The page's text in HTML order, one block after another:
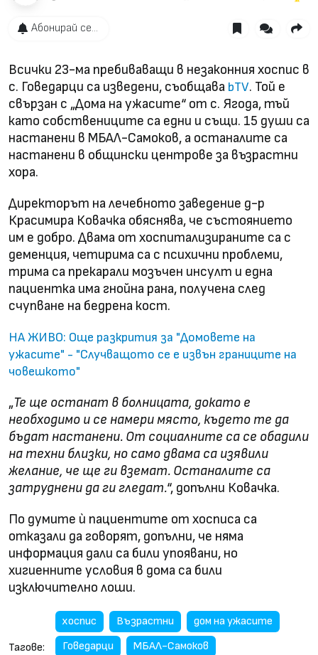
Абонирай се...
Всички 23-ма пребиваващи в незаконния хоспис в
с. Говедарци са изведени, съобщава bTV. Той е
свързан с „Дома на ужасите“ от с. Ягода, тъй
като собствениците са едни и същи. 15 души са
настанени в МБАЛ-Самоков, а останалите са
настанени в общински центрове за възрастни
хора.
Директорът на лечебното заведение д-р
Красимира Ковачка обяснява, че състоянието
им е добро. Двама от хоспитализираните са с
деменция, четирима са с психични проблеми,
трима са прекарали мозъчен инсулт и една
пациентка има гнойна рана, получена след
счупване на бедрена кост.
НА ЖИВО: Още разкрития за "Домовете на
ужасите" - "Случващото се е извън границите на
човешкото"
„Те ще останат в болницата, докато е
необходимо и се намери място, където те да
бъдат настанени. От социалните са се обадили
на техни близки, но само двама са изявили
желание, че ще ги вземат. Останалите са
затруднени да ги гледат.“, допълни Ковачка.
По думите ѝ пациентите от хосписа са
отказали да говорят, допълни, че няма
информация дали са били упоявани, но
хигиенните условия в дома са били
изключително лоши.
Тагове:
хоспис Възрастни
дом на ужасите
Говедарци
МБАЛ-Самоков